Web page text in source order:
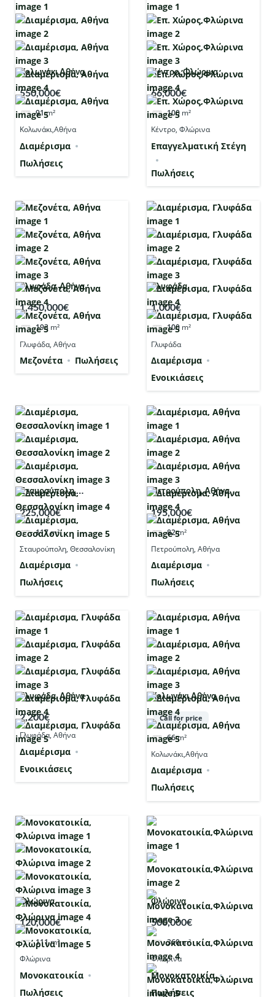
Κολωνάκι,Αθήνα
550,000€
91m²
Κολωνάκι,Αθήνα
Διαμέρισμα
Πωλήσεις
Κέντρο, Φλώρινα
66,000€
100 m²
Κέντρο, Φλώρινα
Επαγγελματική Στέγη
Πωλήσεις
Γλυφάδα, Αθήνα
1,450,000€
193 m²
Γλυφάδα, Αθήνα
Μεζονέτα Πωλήσεις
Γλυφάδα
1,000€
100 m²
Γλυφάδα
Διαμέρισμα
Ενοικιάσεις
Σταυρούπολη,
Θεσσαλονίκη
225,000€
117m²
Σταυρούπολη, Θεσσαλονίκη
Διαμέρισμα
Πωλήσεις
Πετρούπολη, Αθήνα
195,000€
82m²
Πετρούπολη, Αθήνα
Διαμέρισμα
Πωλήσεις
Γλυφάδα, Αθήνα
2,200€
Γλυφάδα, Αθήνα
Διαμέρισμα
Ενοικιάσεις
Κολωνάκι,Αθήνα
Call for price
66m²
Κολωνάκι,Αθήνα
Διαμέρισμα
Πωλήσεις
Φλώρινα
120,000€
111m²
Φλώρινα
Μονοκατοικία
Πωλήσεις
Φλώρινα
500,000€
360m²
Φλώρινα
Μονοκατοικία
Πωλήσεις